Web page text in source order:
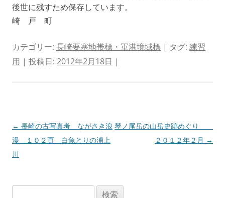
後世に残すため保存しています。
崎 戸 町
カテゴリー: 長崎要塞地帯標・軍港境域標 | タグ: 練習
用 | 投稿日: 2012年2月18日 |
投
稿
ナ
← 長崎の古写真考 ながさき浪
漫 １０２頁 白魚とりの浦上
川
琴ノ尾岳の山岳史跡めぐり
２０１２年２月 →